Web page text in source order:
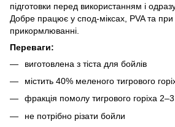
підготовки перед використанням і
Добре працює у спод-міксах, PVA та
прикормлюванні.
Переваги:
виготовлена з тіста для бойлів
містить 40% меленого тигрового
фракція помолу тигрового горіха
не потрібно різати бойли